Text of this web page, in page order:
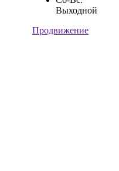
Выходной
Продвижение